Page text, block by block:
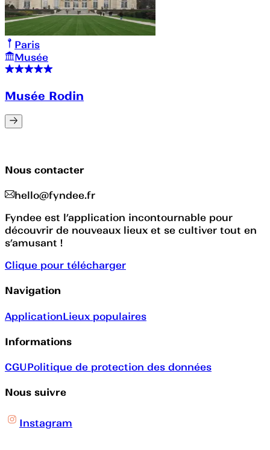
Paris
Musée
Musée Rodin
Nous contacter
hello@fyndee.fr
Fyndee est l’application incontournable pour
découvrir de nouveaux lieux et se cultiver tout en
s’amusant !
Clique pour télécharger
Navigation
ApplicationLieux populaires
Informations
CGUPolitique de protection des données
Nous suivre
Instagram